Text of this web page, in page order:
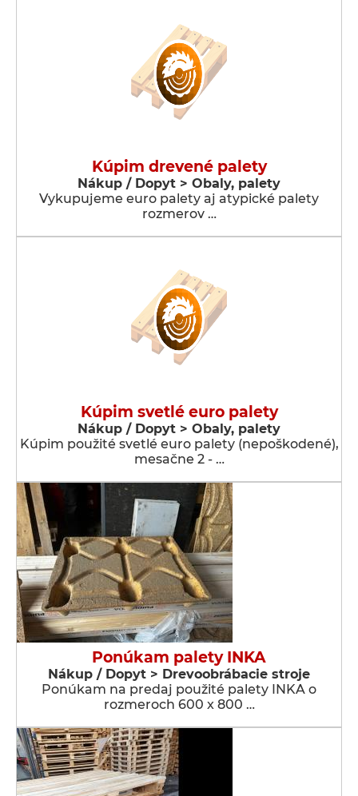
Kúpim drevené palety
Nákup / Dopyt > Obaly, palety
Vykupujeme euro palety aj atypické palety
rozmerov …
Kúpim svetlé euro palety
Nákup / Dopyt > Obaly, palety
Kúpim použité svetlé euro palety (nepoškodené),
mesačne 2 - …
Ponúkam palety INKA
Nákup / Dopyt > Drevoobrábacie stroje
Ponúkam na predaj použité palety INKA o
rozmeroch 600 x 800 …